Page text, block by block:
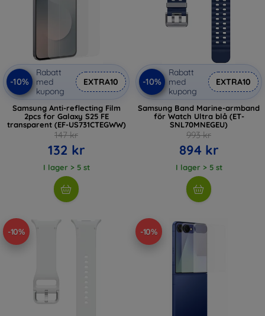
-10%
Rabatt
med
kupong
EXTRA10
Samsung Anti-reflecting Film
2pcs for Galaxy S25 FE
transparent (EF-US731CTEGWW)
147 kr
132 kr
I lager > 5 st
-10%
Rabatt
med
kupong
EXTRA10
Samsung Band Marine-armband
för Watch Ultra blå (ET-
SNL70MNEGEU)
993 kr
894 kr
I lager > 5 st
-10% -10%